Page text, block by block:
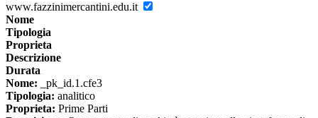
www.fazzinimercantini.edu.it
Nome
Tipologia
Proprieta
Descrizione
Durata
Nome: _pk_id.1.cfe3
Tipologia: analitico
Proprieta: Prime Parti